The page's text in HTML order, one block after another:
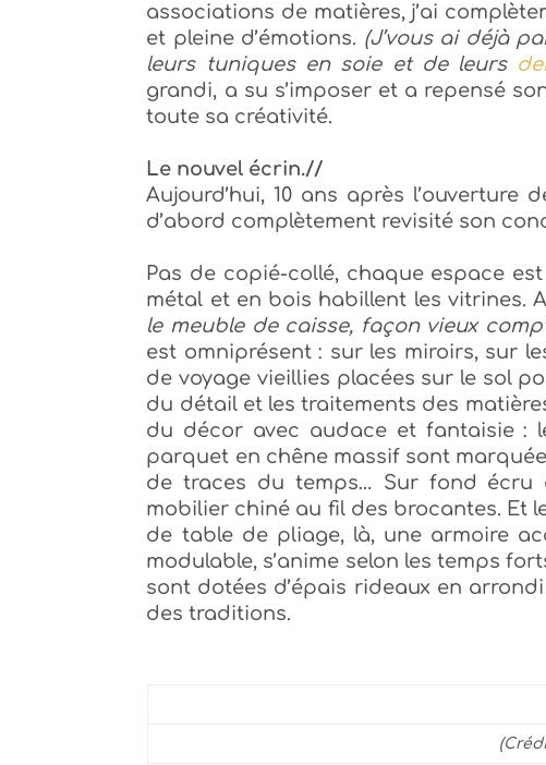
associations de matières, j’ai
et pleine d’émotions. (J’vous ai déjà
leurs tuniques en soie et de leurs
grandi, a su s’imposer et a repensé
toute sa créativité.
Le nouvel écrin.//
Aujourd’hui, 10 ans après
d’abord complètement revisité son
Pas de copié-collé, chaque espace
métal et en bois habillent les vitrines.
le meuble de caisse, façon vieux
est omniprésent : sur les miroirs, sur
de voyage vieillies placées sur le sol
du détail et les traitements des
du décor avec audace et fantaisie :
parquet en chêne massif sont
de traces du temps… Sur fond écru
mobilier chiné au fil des brocantes. Et
de table de pliage, là, une armoire
modulable, s’anime selon les temps
sont dotées d’épais rideaux en
des traditions.